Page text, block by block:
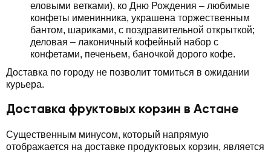
еловыми ветками), ко Дню Рождения – любимые
конфеты именинника, украшена торжественным
бантом, шариками, с поздравительной открыткой;
деловая – лаконичный кофейный набор с
конфетами, печеньем, баночкой дорого кофе.
Доставка по городу не позволит томиться в ожидании
курьера.
Доставка фруктовых корзин в Астане
Существенным минусом, который напрямую
отображается на доставке продуктовых корзин, является